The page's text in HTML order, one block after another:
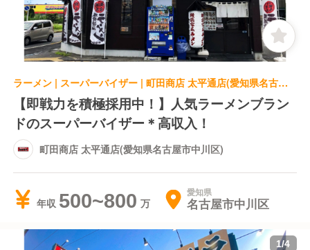
ラーメン | スーパーバイザー | 町田商店 太平通店(愛知県名古屋市中川区)
【即戦力を積極採用中！】人気ラーメンブラン
ドのスーパーバイザー＊高収入！
町田商店 太平通店(愛知県名古屋市中川区)
年収 500~800 愛知県
名古屋市中川区
1/4